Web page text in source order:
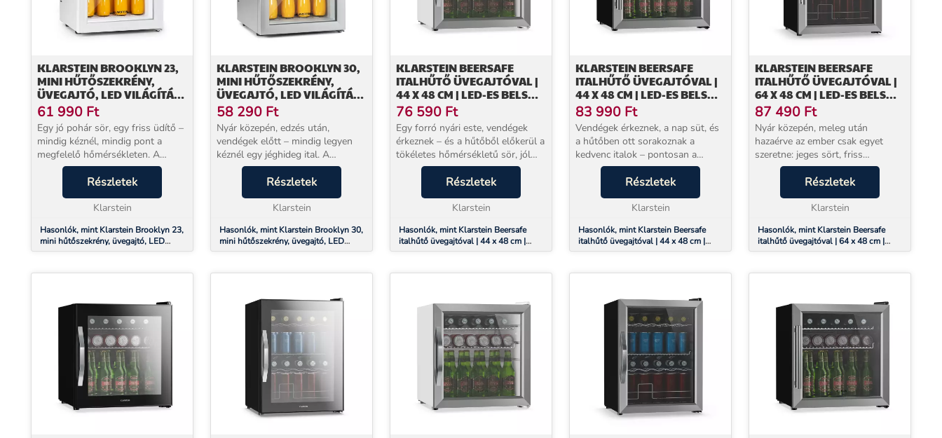
KLARSTEIN BROOKLYN 23,
MINI HŰTŐSZEKRÉNY,
ÜVEGAJTÓ, LED VILÁGÍTÁS,
POLCOK
61 990 Ft
Egy jó pohár sör, egy friss üdítő –
mindig kéznél, mindig pont a
megfelelő hőmérsékleten. A
Klarstein Brooklyn 23 kompakt
italhűtő ott van, ahol szüksége
van rá: a nappali sarkában, az
íróasztal melle...
Részletek
Klarstein
Hasonlók, mint Klarstein Brooklyn 23,
mini hűtőszekrény, üvegajtó, LED
világítás, polcok
KLARSTEIN BROOKLYN 30,
MINI HŰTŐSZEKRÉNY,
ÜVEGAJTÓ, LED VILÁGÍTÁS,
POLCOK
58 290 Ft
Nyár közepén, edzés után,
vendégek előtt – mindig legyen
kéznél egy jéghideg ital. A
Klarstein Brooklyn 30 italhűtő
garantálja, hogy a kedvenc italai
pontosan a megfelelő
hőmérsékleten várják Önt: a k...
Részletek
Klarstein
Hasonlók, mint Klarstein Brooklyn 30,
mini hűtőszekrény, üvegajtó, LED
világítás, polcok
KLARSTEIN BEERSAFE
ITALHŰTŐ ÜVEGAJTÓVAL |
44 X 48 CM | LED-ES BELSŐ
VILÁGÍTÁS | EZÜST-FEHÉR
76 590 Ft
Egy forró nyári este, vendégek
érkeznek – és a hűtőből előkerül a
tökéletes hőmérsékletű sör, jól
behűtött fehérbor, friss üdítő. A
Klarstein Beersafe italos hűtő
pontosan erre a pillanatra készült:
Részletek
Klarstein
Hasonlók, mint Klarstein Beersafe
italhűtő üvegajtóval | 44 x 48 cm |
LED-es belső világítás | Ezüst-fehér
KLARSTEIN BEERSAFE
ITALHŰTŐ ÜVEGAJTÓVAL |
44 X 48 CM | LED-ES BELSŐ
VILÁGÍTÁS | EZÜST
83 990 Ft
Vendégek érkeznek, a nap süt, és
a hűtőben ott sorakoznak a
kedvenc italok – pontosan a
megfelelő hőmérsékleten. A
Klarstein Beersafe italos
hűtőszekrény 47 literes
kapacitással gondoskodik arról,
Részletek
Klarstein
Hasonlók, mint Klarstein Beersafe
italhűtő üvegajtóval | 44 x 48 cm |
LED-es belső világítás | Ezüst
KLARSTEIN BEERSAFE
ITALHŰTŐ ÜVEGAJTÓVAL |
64 X 48 CM | LED-ES BELSŐ
VILÁGÍTÁS
87 490 Ft
Nyár közepén, meleg után
hazaérve az ember csak egyet
szeretne: jeges sört, friss
fehérbort vagy hűvös üdítőt –
azonnal, tökéletes hőmérsékleten.
A Klarstein Beersafe italos
hűtőszekrény pontosan erre...
Részletek
Klarstein
Hasonlók, mint Klarstein Beersafe
italhűtő üvegajtóval | 64 x 48 cm |
LED-es belső világítás